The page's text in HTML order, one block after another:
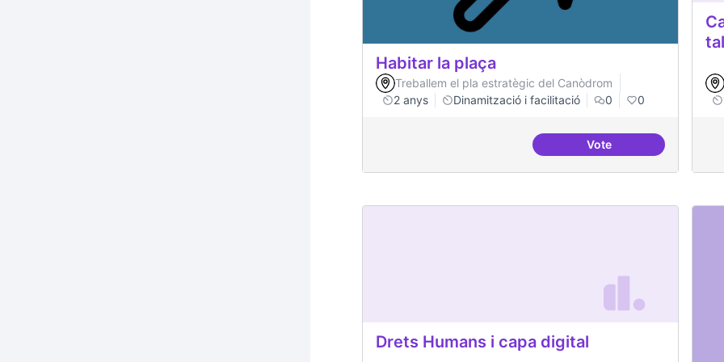
Habitar la plaça
Treballem el pla estratègic del Canòdrom
2 anys
Dinamització i facilitació 0 0
VoteHabitar la plaça
Drets Humans i capa digital